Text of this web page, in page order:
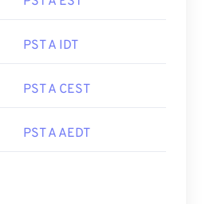
PST A IDT
PST A CEST
PST A AEDT